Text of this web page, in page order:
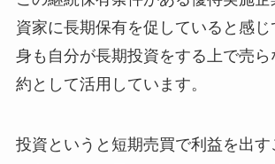
資家に長期保有を促していると感じ
身も自分が長期投資をする上で売ら
約として活用しています。
投資というと短期売買で利益を出す